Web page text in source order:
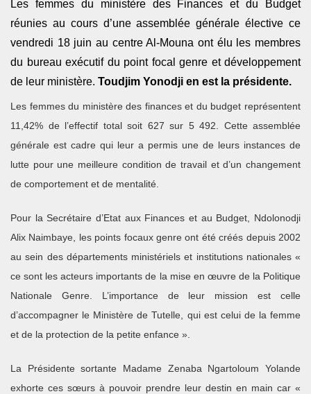
Les femmes du ministère des Finances et du Budget
réunies au cours d’une assemblée générale élective ce
vendredi 18 juin au centre Al-Mouna ont élu les membres
du bureau exécutif du point focal genre et développement
de leur ministère. Toudjim Yonodji en est la présidente.
Les femmes du ministère des finances et du budget représentent
11,42% de l’effectif total soit 627 sur 5 492. Cette assemblée
générale est cadre qui leur a permis une de leurs instances de
lutte pour une meilleure condition de travail et d’un changement
de comportement et de mentalité.
Pour la Secrétaire d’Etat aux Finances et au Budget, Ndolonodji
Alix Naimbaye, les points focaux genre ont été créés depuis 2002
au sein des départements ministériels et institutions nationales «
ce sont les acteurs importants de la mise en œuvre de la Politique
Nationale Genre. L’importance de leur mission est celle
d’accompagner le Ministère de Tutelle, qui est celui de la femme
et de la protection de la petite enfance ».
La Présidente sortante Madame Zenaba Ngartoloum Yolande
exhorte ces sœurs à pouvoir prendre leur destin en main car «